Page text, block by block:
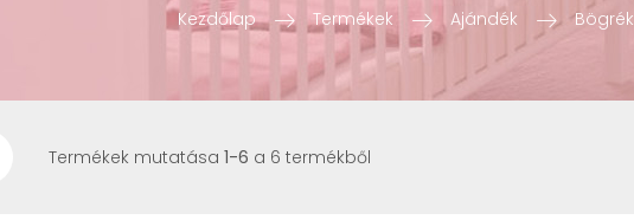
Kezdőlap Termékek Ajándék Bögrék
Termékek mutatása 1-6 a 6 termékből